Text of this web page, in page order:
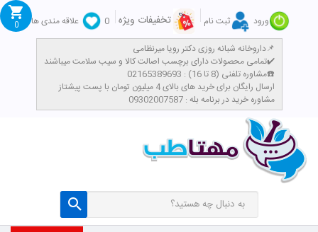
ورود ثبت نام تخفیفات ویژه 0
علاقه مندی ها
داروخانه شبانه روزی دکتر رویا میرنظامی📌
تمامی محصولات دارای برچسب اصالت کالا و سیب سلامت میباشند✔️
مشاوره تلفنی (8 تا 16) : 02165389693☎️
​ارسال رایگان برای خرید های بالای 4 میلیون تومان با پست پیشتاز
مشاوره خرید در برنامه بله : 09302007587
0